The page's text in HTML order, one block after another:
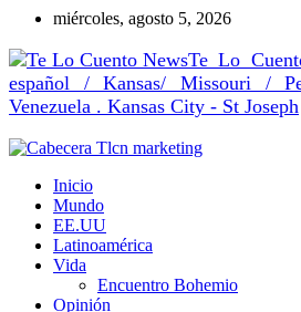
miércoles, agosto 5, 2026
Te Lo
español / Kansas/ Missouri /
Venezuela . Kansas City - St Joseph
Inicio
Mundo
EE.UU
Latinoamérica
Vida
Encuentro Bohemio
Opinión